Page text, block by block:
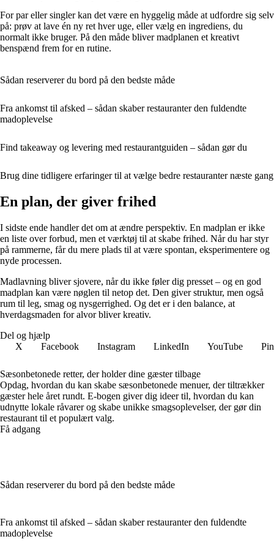
For par eller singler kan det være en hyggelig måde at udfordre sig selv
på: prøv at lave én ny ret hver uge, eller vælg en ingrediens, du
normalt ikke bruger. På den måde bliver madplanen et kreativt
benspænd frem for en rutine.
Sådan reserverer du bord på den bedste måde
Fra ankomst til afsked – sådan skaber restauranter den fuldendte
madoplevelse
Find takeaway og levering med restaurantguiden – sådan gør du
Brug dine tidligere erfaringer til at vælge bedre restauranter næste gang
En plan, der giver frihed
I sidste ende handler det om at ændre perspektiv. En madplan er ikke
en liste over forbud, men et værktøj til at skabe frihed. Når du har styr
på rammerne, får du mere plads til at være spontan, eksperimentere og
nyde processen.
Madlavning bliver sjovere, når du ikke føler dig presset – og en god
madplan kan være nøglen til netop det. Den giver struktur, men også
rum til leg, smag og nysgerrighed. Og det er i den balance, at
hverdagsmaden for alvor bliver kreativ.
Del og hjælp
X
Facebook Instagram LinkedIn YouTube
Sæsonbetonede retter, der holder dine gæster tilbage
Opdag, hvordan du kan skabe sæsonbetonede menuer, der tiltrækker
gæster hele året rundt. E-bogen giver dig ideer til, hvordan du kan
udnytte lokale råvarer og skabe unikke smagsoplevelser, der gør din
restaurant til et populært valg.
Få adgang
Sådan reserverer du bord på den bedste måde
Fra ankomst til afsked – sådan skaber restauranter den fuldendte
madoplevelse